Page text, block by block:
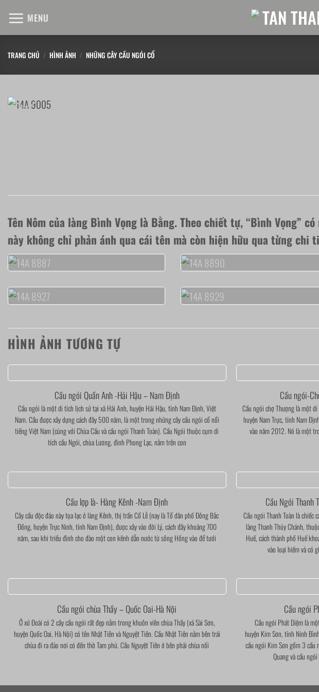
đến
nội
dung
MENU
TRANG CHỦ / HÌNH ẢNH / NHỮNG CÂY CẦU NGÓI CỔ
Tên Nôm của làng Bình Vọng là Bằng. Theo chiết tự, “Bình Vọng”
này không chỉ phản ánh qua cái tên mà còn hiện hữu qua từng chi
HÌNH ẢNH TƯƠNG TỰ
Cầu ngói Quần Anh -Hải Hậu – Nam Định
Cầu ngói là một di tích lịch sử tại xã Hải Anh, huyện Hải Hậu, tỉnh Nam Định, Việt
Nam. Cầu được xây dựng cách đây 500 năm, là một trong những cây cầu ngói cổ nổi
tiếng Việt Nam (cùng với Chùa Cầu và cầu ngói Thanh Toàn). Cầu Ngói thuộc cụm di
tích cầu Ngói, chùa Lương, đình Phong Lạc, nằm trên con
Cầu ngói-
Cầu ngói chợ Thượng là một
huyện Nam Trực, tỉnh Nam
vào năm 2012. Nó là một
Cầu lợp là- Hàng Kênh -Nam Định
Cây cầu độc đáo này tọa lạc ở làng Kênh, thị trấn Cổ Lễ (nay là Tổ dân phố Đông Bắc
Đồng, huyện Trực Ninh, tỉnh Nam Định), được xây vào đời Lý, cách đây khoảng 700
năm, sau khi triều đình cho đào một con kênh dẫn nước từ sông Hồng vào để tưới
Cầu Ngói Thanh
Cầu ngói Thanh Toàn là chiếc
làng Thanh Thủy Chánh,
Huế, cách thành phố Huế
vào loại hiếm và có
Cầu ngói chùa Thầy – Quốc Oai-Hà Nội
Ở xứ Đoài có 2 cây cầu ngói rất đẹp nằm trong khuôn viên chùa Thầy (xã Sài Sơn,
huyện Quốc Oai, Hà Nội) có tên Nhật Tiên và Nguyệt Tiên. Cầu Nhật Tiên nằm bên trái
chùa đi ra đảo nơi có đền thờ Tam phủ. Cầu Nguyệt Tiên ở bên phải chùa nối
Cầu ngói
Cầu ngói Phát Diệm là
huyện Kim Sơn, tỉnh Ninh
cầu ngói Kim Sơn gồm 3 cầu
Quang và cầu